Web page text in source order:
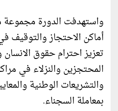
واستهدفت الدورة مجموعة
أماكن الاحتجاز
تعزيز احترام حقوق
المحتجزين والنزلاء في
والتشريعات الوطنية
بمعاملة السجناء.